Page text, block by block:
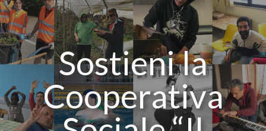
Sostieni la
Cooperativa